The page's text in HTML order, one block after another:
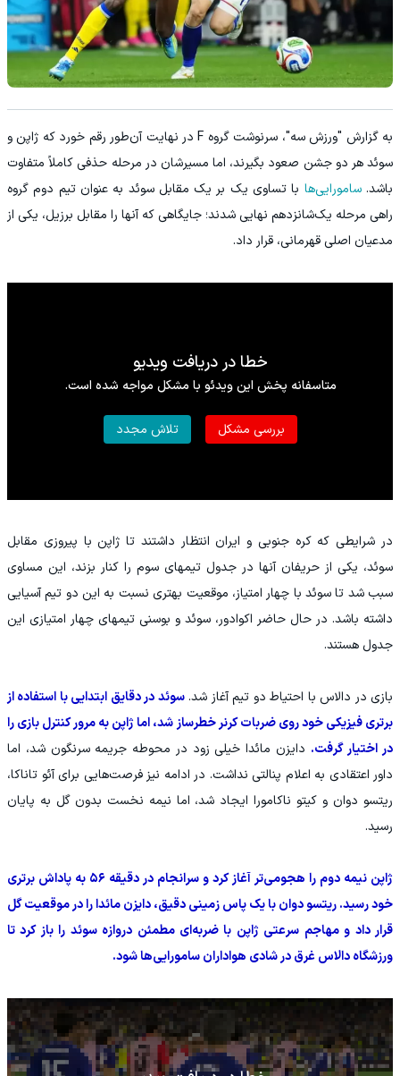
به گزارش "ورزش سه"، سرنوشت گروه F در نهایت آن‌طور رقم خورد که ژاپن و
سوئد هر دو جشن صعود بگیرند، اما مسیرشان در مرحله حذفی کاملاً متفاوت
باشد.سامورایی‌ها با تساوی یک بر یک مقابل سوئد به عنوان تیم دوم گروه
راهی مرحله یک‌شانزدهم نهایی شدند؛ جایگاهی که آنها را مقابل برزیل، یکی از
مدعیان اصلی قهرمانی، قرار داد.
در شرایطی که کره جنوبی و ایران انتظار داشتند تا ژاپن با پیروزی مقابل
سوئد، یکی از حریفان آنها در جدول تیمهای سوم را کنار بزند، این مساوی
سبب شد تا سوئد با چهار امتیاز، موقعیت بهتری نسبت به این دو تیم آسیایی
داشته باشد. در حال حاضر اکوادور، سوئد و بوسنی تیمهای چهار امتیازی این
جدول هستند.
بازی در دالاس با احتیاط دو تیم آغاز شد.سوئد در دقایق ابتدایی با استفاده از
برتری فیزیکی خود روی ضربات کرنر خطرساز شد، اما ژاپن به مرور کنترل بازی را
در اختیار گرفت. دایزن مائدا خیلی زود در محوطه جریمه سرنگون شد، اما
داور اعتقادی به اعلام پنالتی نداشت. در ادامه نیز فرصت‌هایی برای آئو تاناکا،
ریتسو دوان و کیتو ناکامورا ایجاد شد، اما نیمه نخست بدون گل به پایان
رسید.
ژاپن نیمه دوم را هجومی‌تر آغاز کرد و سرانجام در دقیقه ۵۶ به پاداش برتری
خود رسید. ریتسو دوان با یک پاس زمینی دقیق، دایزن مائدا را در موقعیت گل
قرار داد و مهاجم سرعتی ژاپن با ضربه‌ای مطمئن دروازه سوئد را باز کرد تا
ورزشگاه دالاس غرق در شادی هواداران سامورایی‌ها شود.